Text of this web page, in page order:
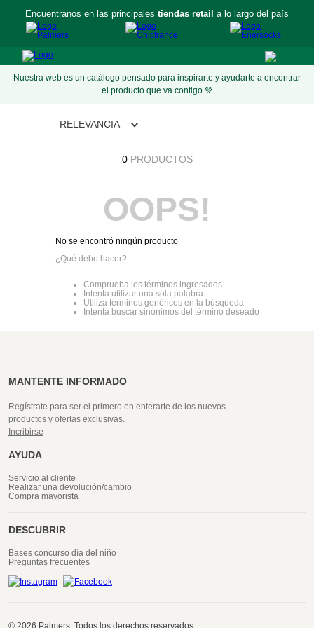
Encuentranos en las principales tiendas retail a lo largo del país
Nuestra web es un catálogo pensado para inspirarte y ayudarte a encontrar
el producto que va contigo 💚
RELEVANCIA
0 PRODUCTOS
OOPS!
No se encontró ningún producto
¿Qué debo hacer?
Comprueba los términos ingresados
Intenta utilizar una sola palabra
Utiliza términos genéricos en la búsqueda
Intenta buscar sinónimos del término deseado
MANTENTE INFORMADO
Regístrate para ser el primero en enterarte de los nuevos
productos y ofertas exclusivas.
Incribirse
AYUDA
Servicio al cliente
Realizar una devolución/cambio
Compra mayorista
DESCUBRIR
Bases concurso día del niño
Preguntas frecuentes
© 2026 Palmers. Todos los derechos reservados.